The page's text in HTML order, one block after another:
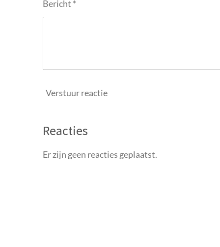
Bericht *
Verstuur reactie
Reacties
Er zijn geen reacties geplaatst.